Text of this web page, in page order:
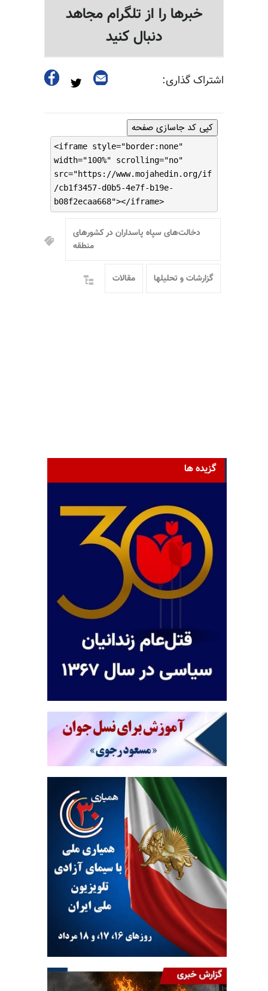
خبرها را از تلگرام مجاهد
دنبال کنید
اشتراک گذاری:
کپی کد جاسازی صفحه
<iframe style="border:none"
width="100%" scrolling="no"
src="https://www.mojahedin.org/if
/cb1f3457-d0b5-4e7f-b19e-
b08f2ecaa668"></iframe>
دخالت‌های سپاه پاسداران در کشورهای
منطقه
گزارشات و تحلیلها مقالات
گزیده ها